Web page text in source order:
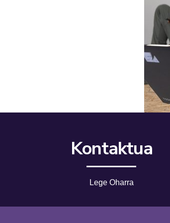
Kontaktua
Lege Oharra